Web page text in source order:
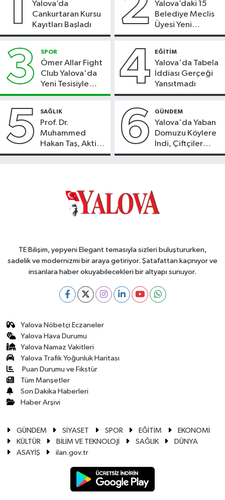
Yalova’da
Cankurtaran Kursu
Kayıtları Başladı
Yalova’daki 15
Belediye Meclis
Üyesi Yeni
Parti’ye Geçiyor
3 SPOR
Ömer Allar Fight
Club Yalova'da
Yeni Tesisiyle
Hizmete Başladı
4 EĞİTİM
Yalova'da Tabela
İddiası Gerçeği
Yansıtmadı
5 SAĞLIK
Prof. Dr.
Muhammed
Hakan Taş, Aktif
International
6 GÜNDEM
Yalova'da Yaban
Domuzu Köylere
İndi, Çiftçiler
Endişeli!
TE Bilişim, yepyeni Elegant temasıyla sizleri buluştururken,
sadelik ve modernizmi bir araya getiriyor. Şatafattan kaçınıyor ve
insanlara haber okuyabilecekleri bir altyapı sunuyor.
Yalova Nöbetçi Eczaneler
Yalova Hava Durumu
Yalova Namaz Vakitleri
Yalova Trafik Yoğunluk Haritası
Puan Durumu ve Fikstür
Tüm Manşetler
Son Dakika Haberleri
Haber Arşivi
GÜNDEM SİYASET SPOR EĞİTİM
EKONOMİ
KÜLTÜR
BİLİM VE TEKNOLOJİ SAĞLIK
DÜNYA
ASAYİŞ
ilan.gov.tr